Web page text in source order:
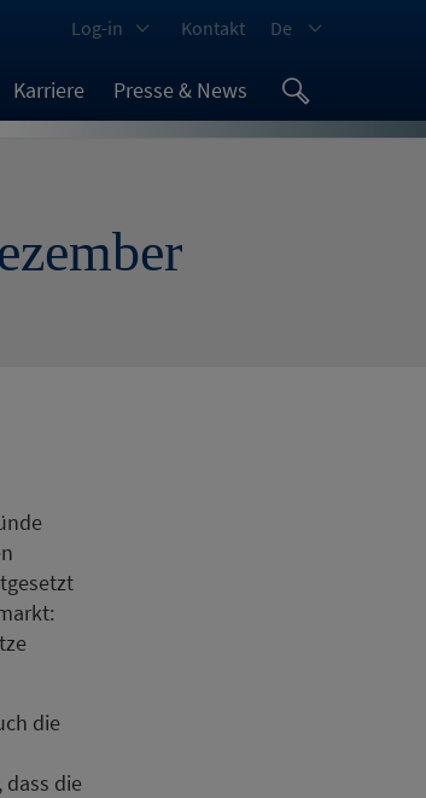
Karriere Presse & News
Log-in Kontakt De
die
dass die